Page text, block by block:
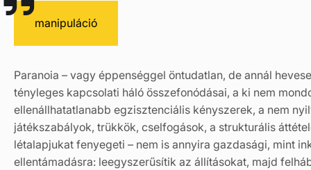
manipuláció
Paranoia – vagy éppenséggel öntudatlan, de annál
tényleges kapcsolati háló összefonódásai, a ki nem
ellenállhatatlanabb egzisztenciális kényszerek, a nem
játékszabályok, trükkök, cselfogások, a strukturális
létalapjukat fenyegeti – nem is annyira gazdasági, mint
ellentámadásra: leegyszerűsítik az állításokat, majd